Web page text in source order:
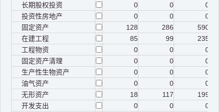
长期股权投资
0 0
0
投资性房地产
0 0
0
固定资产
128 286
590
在建工程
85 99
235
工程物资
0 0
0
固定资产清理
0 0
0
生产性生物资产
0 0
0
油气资产
0 0
0
无形资产
18 117
199
开发支出
0 0
0